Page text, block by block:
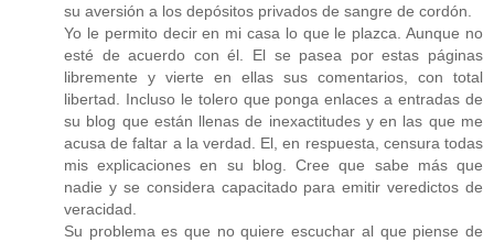
su aversión a los depósitos privados de sangre de cordón.
Yo le permito decir en mi casa lo que le plazca. Aunque no
esté de acuerdo con él. El se pasea por estas páginas
libremente y vierte en ellas sus comentarios, con total
libertad. Incluso le tolero que ponga enlaces a entradas de
su blog que están llenas de inexactitudes y en las que me
acusa de faltar a la verdad. El, en respuesta, censura todas
mis explicaciones en su blog. Cree que sabe más que
nadie y se considera capacitado para emitir veredictos de
veracidad.
Su problema es que no quiere escuchar al que piense de